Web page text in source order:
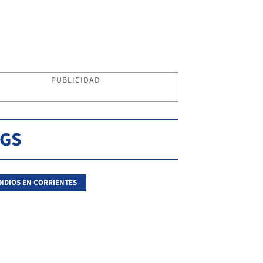
PUBLICIDAD
EN CORRIENTES